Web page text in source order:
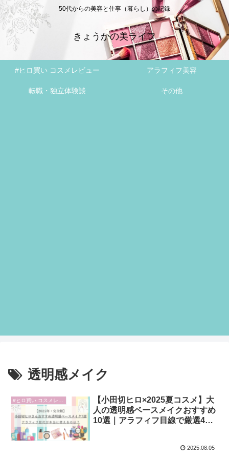
50代からの美容と仕事（暮らし）の記録
きょうかの美ライフ
#ヒロ買い コスメレビュー アラフィフ美容
転職・独立体験談 その他
透明感メイク
【小田切ヒロ×2025夏コスメ】大
人の透明感ベースメイクおすすめ
10選｜アラフィフ目線で厳選4品
2025.08.05